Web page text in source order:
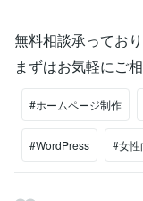
無料相談承っており
まずはお気軽にご
#ホームページ制作
#WordPress #女性